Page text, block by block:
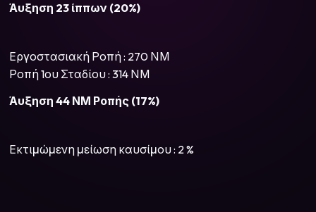
Άυξηση 23 ίππων (20%)
Εργοστασιακή Ροπή : 270 ΝΜ
Ροπή 1ου Σταδίου : 314 ΝΜ
Άυξηση 44 ΝΜ Ροπής (17%)
Εκτιμώμενη μείωση καυσίμου : 2 %